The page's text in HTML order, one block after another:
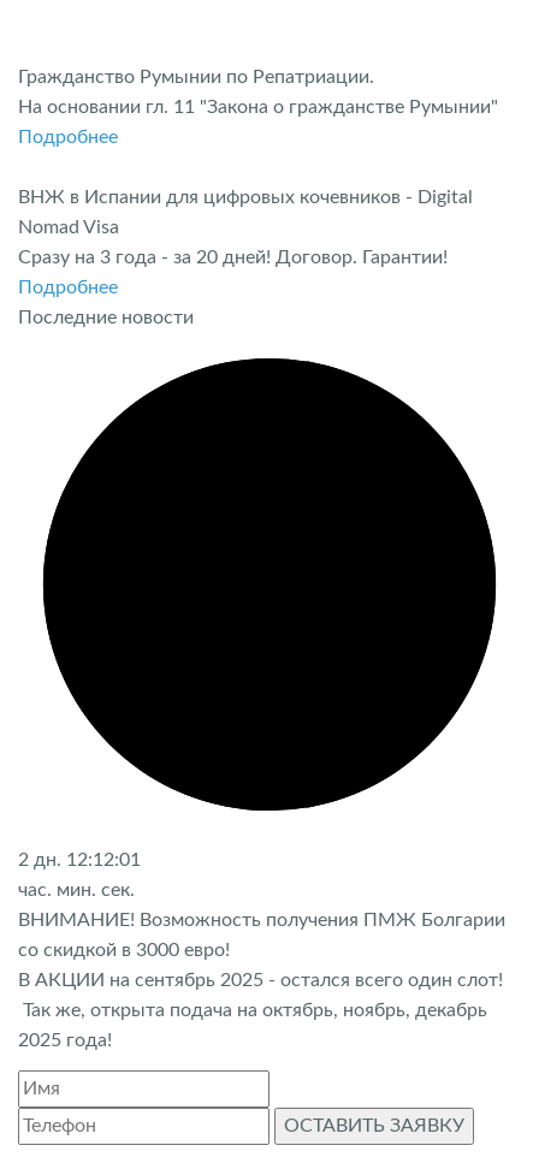
Гражданство Румынии по Репатриации.
На основании гл. 11 "Закона о гражданстве Румынии"
Подробнее
ВНЖ в Испании для цифровых кочевников - Digital
Nomad Visa
Сразу на 3 года - за 20 дней! Договор. Гарантии!
Подробнее
Последние новости
2 дн. 12:12:01
час. мин. сек.
ВНИМАНИЕ! Возможность получения ПМЖ Болгарии
со скидкой в 3000 евро!
В АКЦИИ на сентябрь 2025 - остался всего один слот!
Так же, открыта подача на октябрь, ноябрь, декабрь
2025 года!
ОСТАВИТЬ ЗАЯВКУ